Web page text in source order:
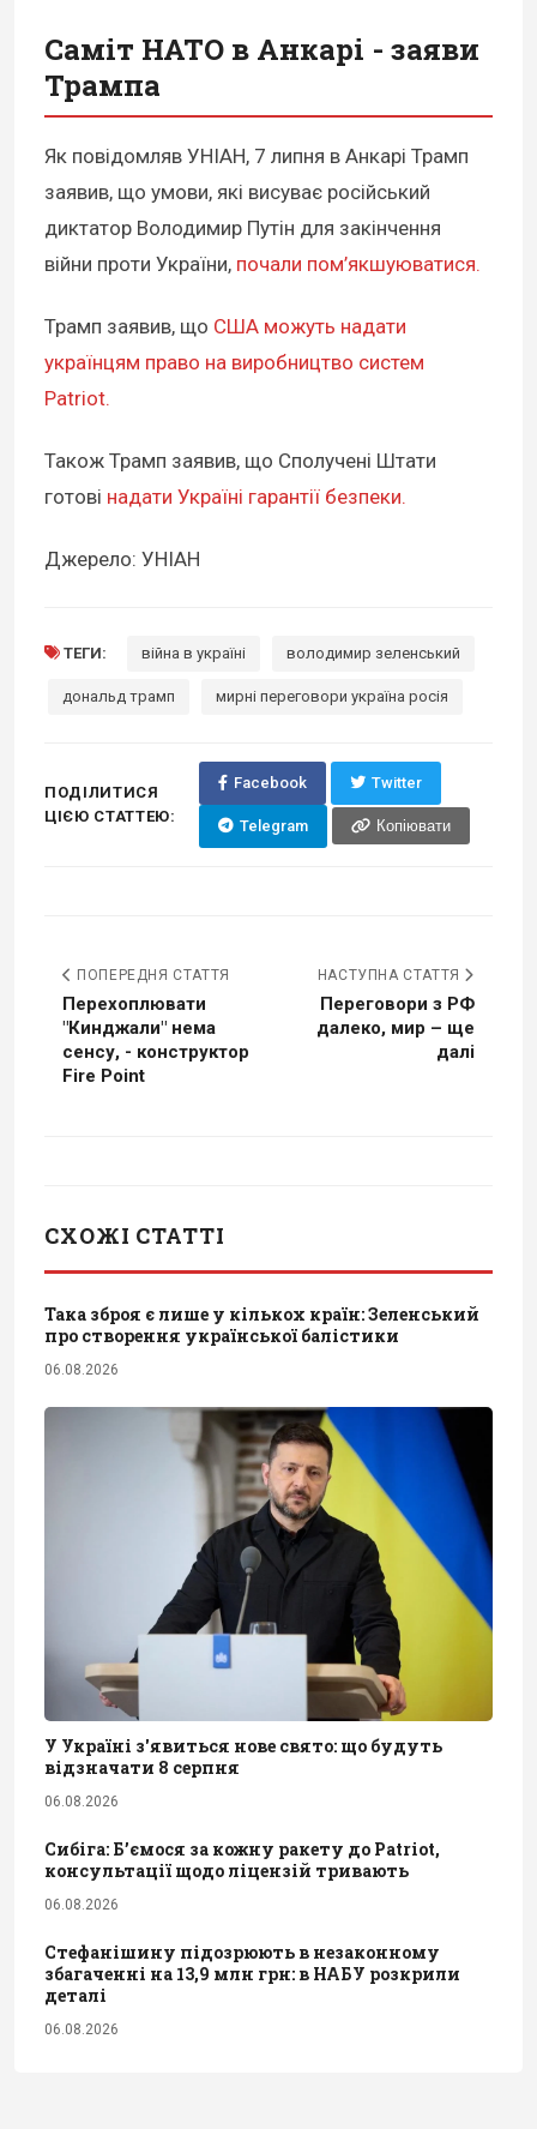
Саміт НАТО в Анкарі - заяви
Трампа
Як повідомляв УНІАН, 7 липня в Анкарі Трамп
заявив, що умови, які висуває російський
диктатор Володимир Путін для закінчення
війни проти України, почали пом’якшуюватися.
Трамп заявив, що США можуть надати
українцям право на виробництво систем
Patriot.
Також Трамп заявив, що Сполучені Штати
готові надати Україні гарантії безпеки.
Джерело: УНІАН
ТЕГИ: війна в україні володимир зеленський
дональд трамп мирні переговори україна росія
ПОДІЛИТИСЯ
ЦІЄЮ СТАТТЕЮ:
Facebook Twitter
Telegram Копіювати
ПОПЕРЕДНЯ СТАТТЯ
Перехоплювати
"Кинджали" нема
сенсу, - конструктор
Fire Point
НАСТУПНА СТАТТЯ
Переговори з РФ
далеко, мир – ще
далі
СХОЖІ СТАТТІ
Така зброя є лише у кількох країн: Зеленський
про створення української балістики
06.08.2026
У Україні з'явиться нове свято: що будуть
відзначати 8 серпня
06.08.2026
Сибіга: Б’ємося за кожну ракету до Patriot,
консультації щодо ліцензій тривають
06.08.2026
Стефанішину підозрюють в незаконному
збагаченні на 13,9 млн грн: в НАБУ розкрили
деталі
06.08.2026